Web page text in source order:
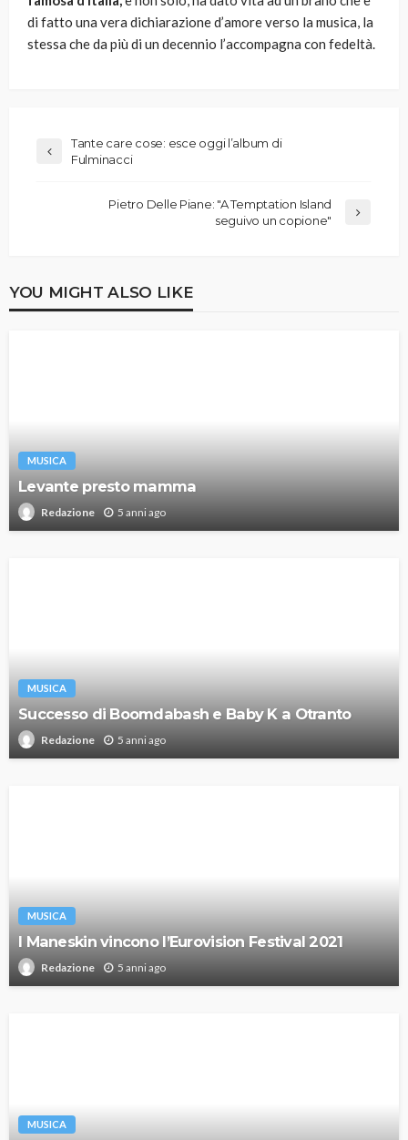
di fatto una vera dichiarazione d’amore verso la musica, la
stessa che da più di un decennio l’accompagna con fedeltà.
Tante care cose: esce oggi l’album di
Fulminacci
Pietro Delle Piane: ″A Temptation Island
seguivo un copione″
YOU MIGHT ALSO LIKE
MUSICA
Levante presto mamma
Redazione 5 anni ago
MUSICA
Successo di Boomdabash e Baby K a Otranto
Redazione 5 anni ago
MUSICA
I Maneskin vincono l’Eurovision Festival 2021
Redazione 5 anni ago
MUSICA